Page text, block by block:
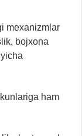
mexanizmlar
bojxona
ham